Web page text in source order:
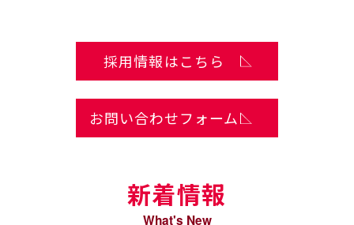
採用情報はこちら
お問い合わせフォーム
新着情報
What's New